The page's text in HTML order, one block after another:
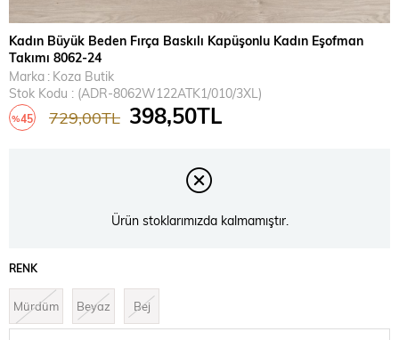
Kadın Büyük Beden Fırça Baskılı Kapüşonlu Kadın Eşofman
Takımı 8062-24
Marka : Koza Butik
Stok Kodu
(ADR-8062W122ATK1/010/3XL)
%45 729,00TL 398,50TL
Ürün stoklarımızda kalmamıştır.
RENK
Mürdüm Beyaz Bej